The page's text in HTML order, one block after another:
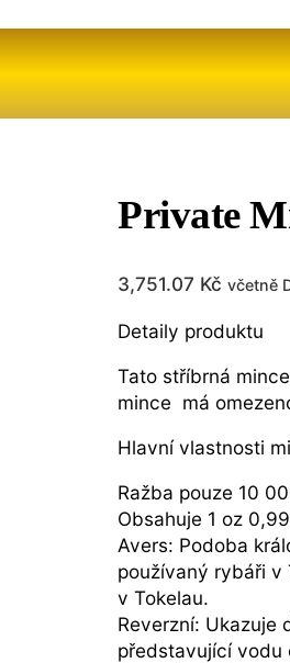
Private
3,751.07 Kč včetně
Detaily produktu
Tato stříbrná
mince má
Hlavní vlastnosti
Ražba pouze 10
Obsahuje 1 oz
Avers: Podoba
používaný rybáři v
v Tokelau.
Reverzní: Ukazuje
představující vodu